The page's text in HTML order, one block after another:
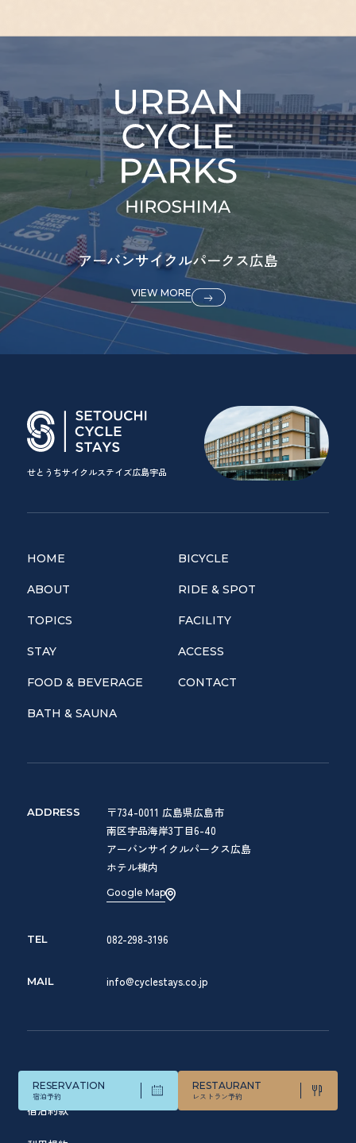
RESERVATION
宿泊予約
RESTAURANT
レストラン予約
アーバンサイクルパークス広島
VIEW MORE
せとうちサイクルステイズ広島宇品
HOME
ABOUT
TOPICS
STAY
FOOD & BEVERAGE
BATH & SAUNA
BICYCLE
RIDE & SPOT
FACILITY
ACCESS
CONTACT
ADDRESS
〒734-0011 広島県広島市
南区宇品海岸3丁目6-40
アーバンサイクルパークス広島
ホテル棟内
Google Map
TEL 082-298-3196
MAIL info@cyclestays.co.jp
宿泊約款